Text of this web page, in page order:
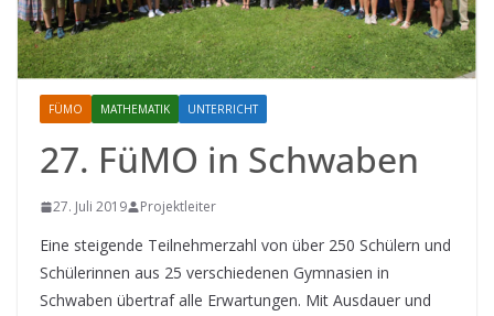
FÜMO MATHEMATIK UNTERRICHT
27. FüMO in Schwaben
27. Juli 2019 Projektleiter
Eine steigende Teilnehmerzahl von über 250 Schülern und
Schülerinnen aus 25 verschiedenen Gymnasien in
Schwaben übertraf alle Erwartungen. Mit Ausdauer und